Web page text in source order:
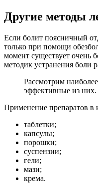
Другие методы
Если болит поясничный
только при помощи
момент существует очень
методик устранения боли
Рассмотрим
эффективные из них.
Применение препаратов в
таблетки;
капсулы;
порошки;
суспензии;
гели;
мази;
крема.